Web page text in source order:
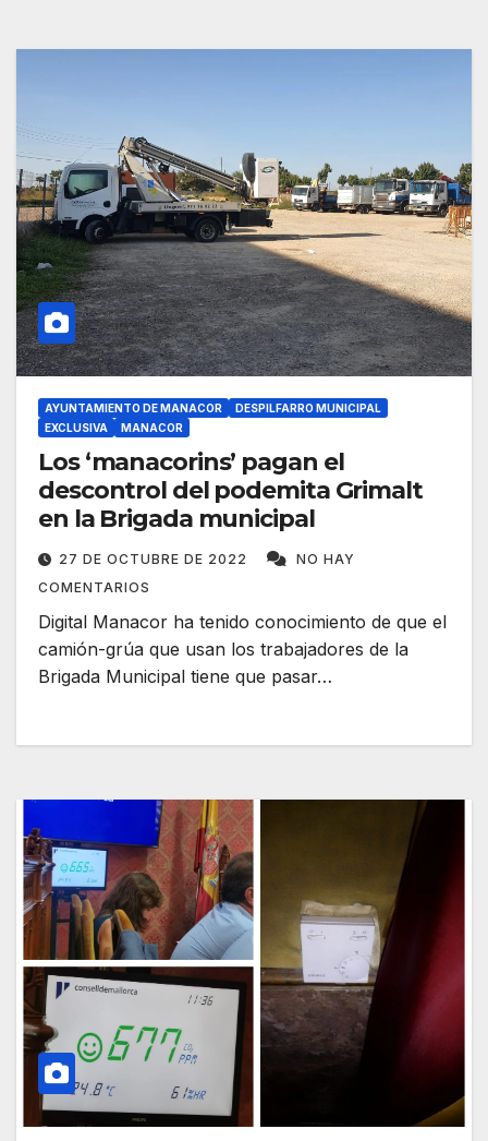
AYUNTAMIENTO DE MANACOR
DESPILFARRO MUNICIPAL
EXCLUSIVA
MANACOR
Los ‘manacorins’ pagan el
descontrol del podemita Grimalt
en la Brigada municipal
27 DE OCTUBRE DE 2022
NO HAY
COMENTARIOS
Digital Manacor ha tenido conocimiento de que el
camión-grúa que usan los trabajadores de la
Brigada Municipal tiene que pasar…